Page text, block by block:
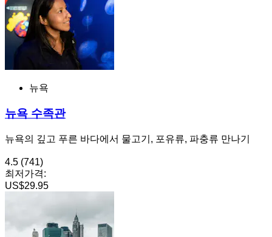
뉴욕
뉴욕 수족관
뉴욕의 깊고 푸른 바다에서 물고기, 포유류, 파충류 만나기
4.5 (741)
최저가격:
US$29.95